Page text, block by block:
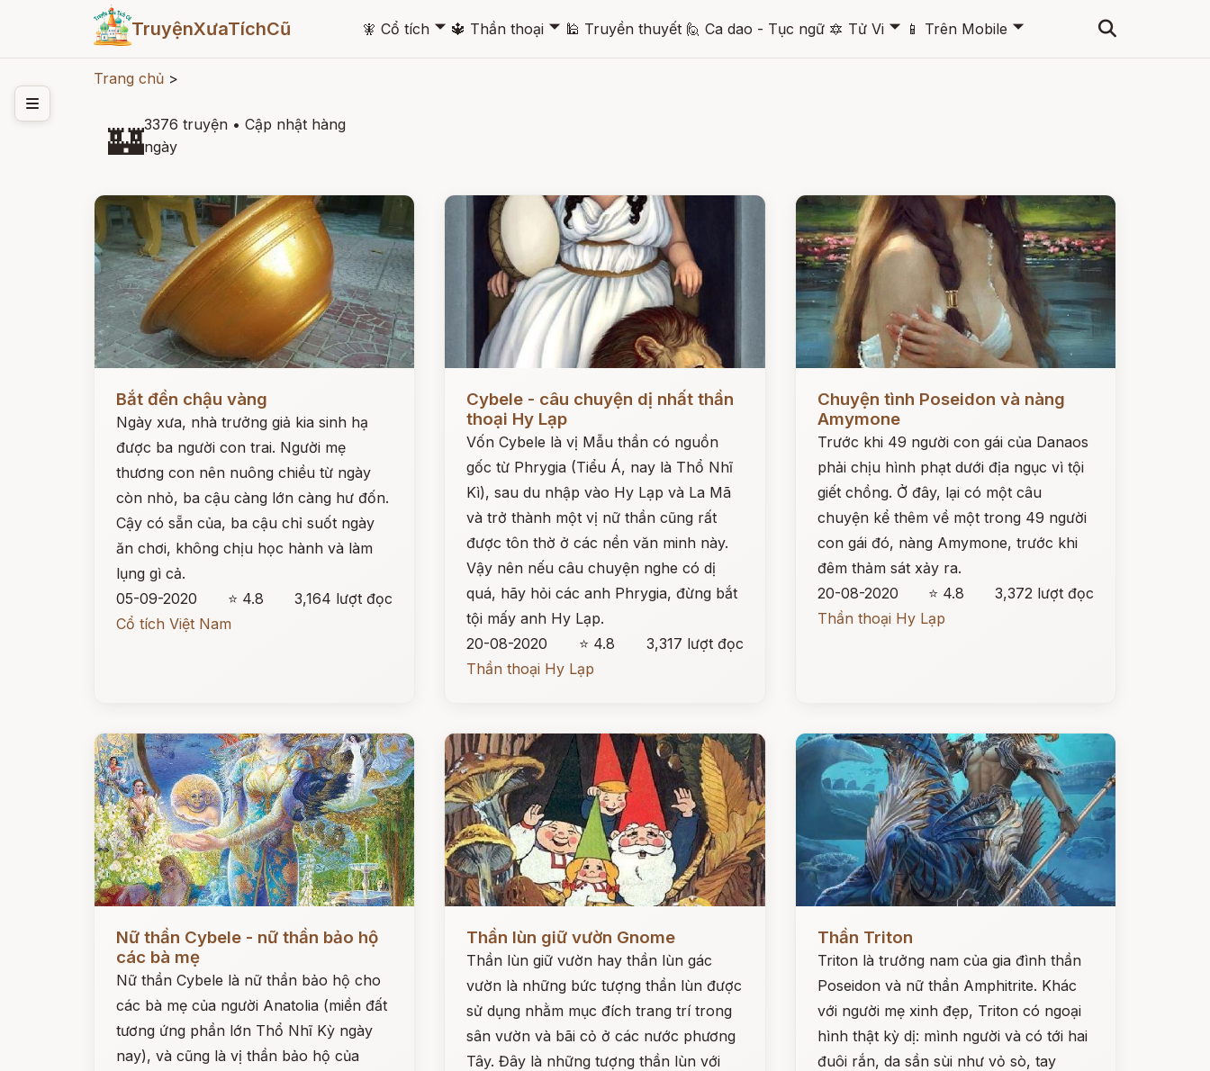
TruyệnXưaTíchCũ 🧚 Cổ tích 🞃 🔱 Thần thoại 🞃 🕌 Truyền thuyết 🙋 Ca dao - Tục ngữ 🔯 Tử Vi 🞃 📱 Trên Mobile 🞃
Trang chủ >
🏰3376 truyện • Cập nhật hàng
ngày
Đọc ngay
Bắt đền chậu vàng
Ngày xưa, nhà trưởng giả kia sinh hạ
được ba người con trai. Người mẹ
thương con nên nuông chiều từ ngày
còn nhỏ, ba cậu càng lớn càng hư đốn.
Cậy có sẵn của, ba cậu chỉ suốt ngày
ăn chơi, không chịu học hành và làm
lụng gì cả.
05-09-2020
⭐ 4.8
3,164 lượt đọc
Cổ tích Việt Nam
Cybele - câu chuyện dị nhất thần
thoại Hy Lạp
Vốn Cybele là vị Mẫu thần có nguồn
gốc từ Phrygia (Tiểu Á, nay là Thổ Nhĩ
Kì), sau du nhập vào Hy Lạp và La Mã
và trở thành một vị nữ thần cũng rất
được tôn thờ ở các nền văn minh này.
Vậy nên nếu câu chuyện nghe có dị
quá, hãy hỏi các anh Phrygia, đừng bắt
tội mấy anh Hy Lạp.
20-08-2020
⭐ 4.8
3,317 lượt đọc
Thần thoại Hy Lạp
Chuyện tình Poseidon và nàng
Amymone
Trước khi 49 người con gái của Danaos
phải chịu hình phạt dưới địa ngục vì tội
giết chồng. Ở đây, lại có một câu
chuyện kể thêm về một trong 49 người
con gái đó, nàng Amymone, trước khi
đêm thảm sát xảy ra.
20-08-2020
⭐ 4.8
3,372 lượt đọc
Thần thoại Hy Lạp
Nữ thần Cybele - nữ thần bảo hộ
các bà mẹ
Nữ thần Cybele là nữ thần bảo hộ cho
các bà mẹ của người Anatolia (miền đất
tương ứng phần lớn Thổ Nhĩ Kỳ ngày
nay), và cũng là vị thần bảo hộ của
Đọc ngay
Thần lùn giữ vườn Gnome
Thần lùn giữ vườn hay thần lùn gác
vườn là những bức tượng thần lùn được
sử dụng nhằm mục đích trang trí trong
sân vườn và bãi cỏ ở các nước phương
Tây. Đây là những tượng thần lùn với
Đọc ngay
Thần Triton
Triton là trưởng nam của gia đình thần
Poseidon và nữ thần Amphitrite. Khác
với người mẹ xinh đẹp, Triton có ngoại
hình thật kỳ dị: mình người và có tới hai
đuôi rắn, da sần sùi như vỏ sò, tay